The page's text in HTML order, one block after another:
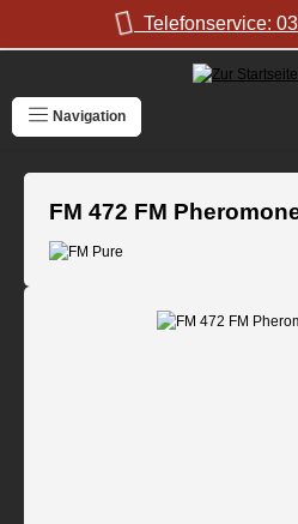
Zum Hauptinhalt springenTelefonservice:
Navigation
FM 472 FM
Bildergalerie überspringen